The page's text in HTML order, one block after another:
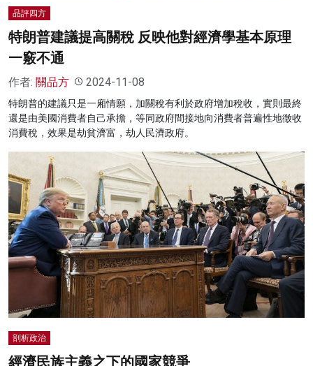
品評四方
特朗普建議提高關稅 反映他對經濟學基本原理
一竅不通
作者: 關品方 2024-11-08
特朗普的建議只是一廂情願，加關稅有利於政府增加稅收，實則最終
還是由美國消費者自己承擔，等同政府間接地向消費者普遍性地徵收
消費稅，效果是劫貧濟富，劫人民濟政府。
剖析政治
經濟民族主義之下的國家競爭